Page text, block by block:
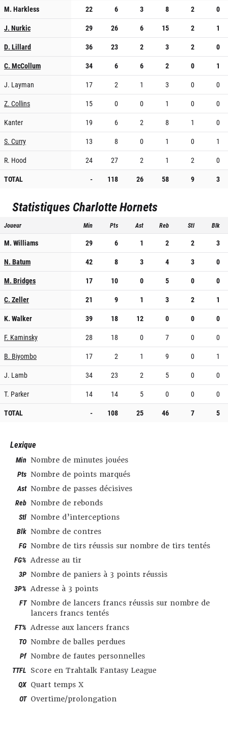
M. Harkless
22 6 3 8 2
0
J. Nurkic
29 26 6 15 2
1
D. Lillard
36 23 2 3 2
0
C. McCollum
34 6 6 2 0
1
J. Layman
17 2 1 3 0
0
Z. Collins
15 0 0 1 0
0
Kanter
19 6 2 8 1
0
S. Curry
13 8 0 1 0
1
R. Hood
24 27 2 1 2
0
TOTAL
- 118 26 58 9 3
Statistiques Charlotte Hornets
Joueur Min Pts Ast Reb Stl Blk
M. Williams 29 6 1 2 2
3
N. Batum
42 8 3 4 3
0
M. Bridges
17 10 0 5 0
0
C. Zeller
21 9 1 3 2
1
K. Walker
39 18 12 0 0
0
F. Kaminsky
28 18 0 7 0
0
B. Biyombo
17 2 1 9 0
1
J. Lamb
34 23 2 5 0
0
T. Parker
14 14 5 0 0
0
TOTAL
- 108 25 46 7 5
Lexique
Min Nombre de minutes jouées
Pts Nombre de points marqués
Ast Nombre de passes décisives
Reb Nombre de rebonds
Stl Nombre d’interceptions
Blk Nombre de contres
FG Nombre de tirs réussis sur nombre de tirs tentés
FG% Adresse au tir
3P Nombre de paniers à 3 points réussis
3P% Adresse à 3 points
FT Nombre de lancers francs réussis sur nombre de
lancers francs tentés
FT% Adresse aux lancers francs
TO Nombre de balles perdues
Pf Nombre de fautes personnelles
TTFL Score en Trahtalk Fantasy League
QX Quart temps X
OT Overtime/prolongation